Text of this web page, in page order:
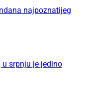
najpoznatijeg
u srpnju je jedino